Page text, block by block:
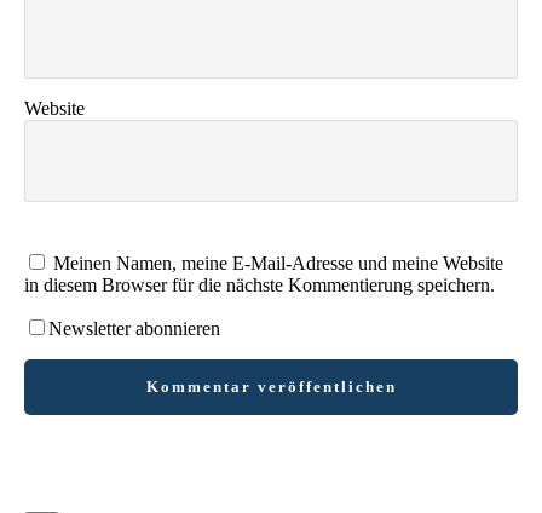
Website
Meinen Namen, meine E-Mail-Adresse und meine Website
in diesem Browser für die nächste Kommentierung speichern.
Newsletter abonnieren
Kommentar veröffentlichen